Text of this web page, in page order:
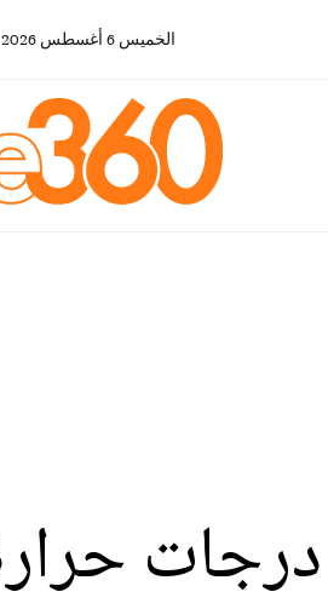
الخميس 6 أغسطس 2026